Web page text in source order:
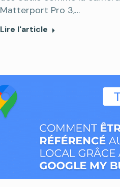
Matterport Pro 3,…
Lire l'article